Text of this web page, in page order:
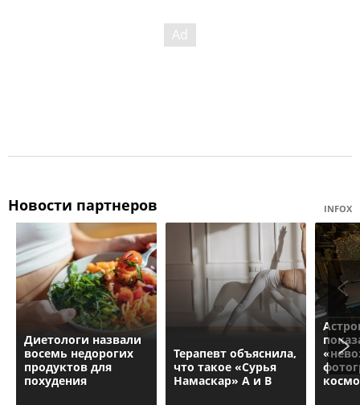
Новости партнеров INFOX
Диетологи назвали
восемь недорогих
продуктов для
похудения
Терапевт объяснила,
что такое «Сурья
Намаскар» А и В